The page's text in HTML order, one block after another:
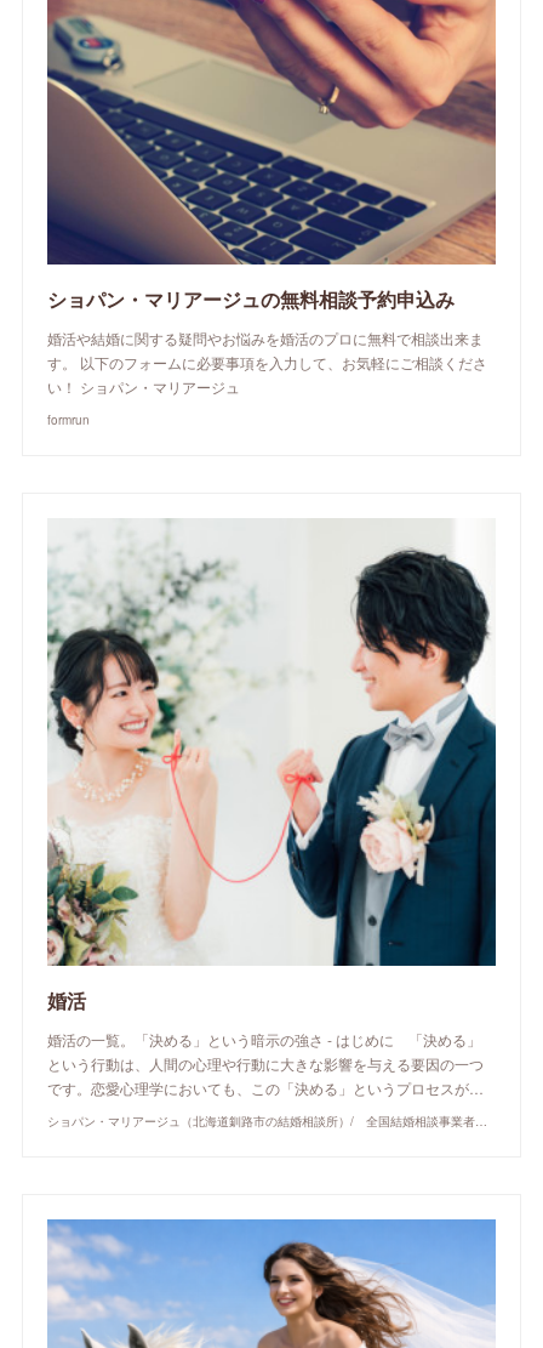
ショパン・マリアージュの無料相談予約申込み
婚活や結婚に関する疑問やお悩みを婚活のプロに無料で相談出来ま
す。 以下のフォームに必要事項を入力して、お気軽にご相談くださ
い！ ショパン・マリアージュ
formrun
婚活
婚活の一覧。「決める」という暗示の強さ - はじめに 「決める」
という行動は、人間の心理や行動に大きな影響を与える要因の一つ
です。恋愛心理学においても、この「決める」というプロセスが…
ショパン・マリアージュ（北海道釧路市の結婚相談所）/ 全国結婚相談事業者連盟正規加盟店 / cherry-piano.com